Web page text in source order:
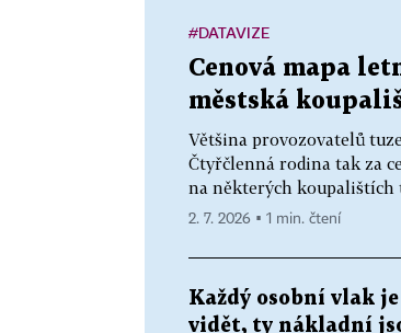
Cenová mapa
městská
Většina provozovatelů
Čtyřčlenná rodina tak za
na některých koupalištích
#DATAVIZE
2. 7. 2026 ▪ 1 min. čtení
Každý osobní vlak
vidět, ty nákladní